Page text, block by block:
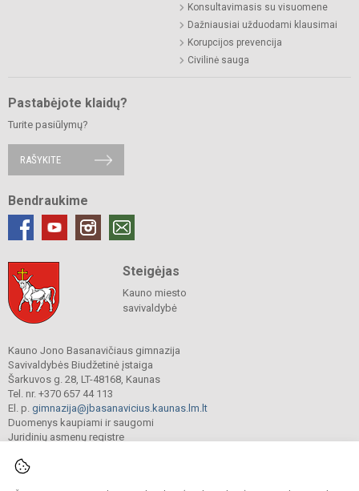
Konsultavimasis su visuomene
Dažniausiai užduodami klausimai
Korupcijos prevencija
Civilinė sauga
Pastabėjote klaidų?
Turite pasiūlymų?
RAŠYKITE
Bendraukime
Steigėjas
Kauno miesto
savivaldybė
Kauno Jono Basanavičiaus gimnazija
Savivaldybės Biudžetinė įstaiga
Šarkuvos g. 28, LT-48168, Kaunas
Tel. nr. +370 657 44 113
El. p. gimnazija@jbasanavicius.kaunas.lm.lt
Duomenys kaupiami ir saugomi
Juridinių asmenų registre